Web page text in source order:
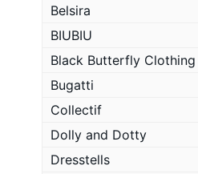
Belsira
BIUBIU
Black Butterfly Clothing
Bugatti
Collectif
Dolly and Dotty
Dresstells